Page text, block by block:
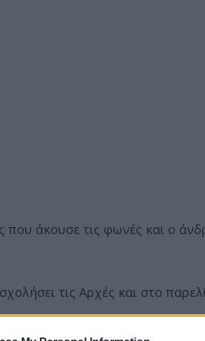
που άκουσε τις φωνές και ο
τις Αρχές και στο
στην αναζήτηση της Google